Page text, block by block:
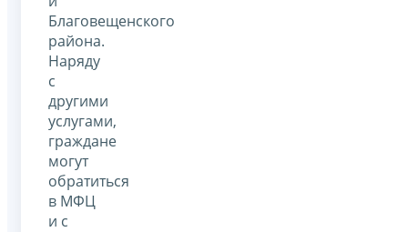
Благовещенского
района.
Наряду
с
другими
услугами,
граждане
могут
обратиться
в МФЦ
и с